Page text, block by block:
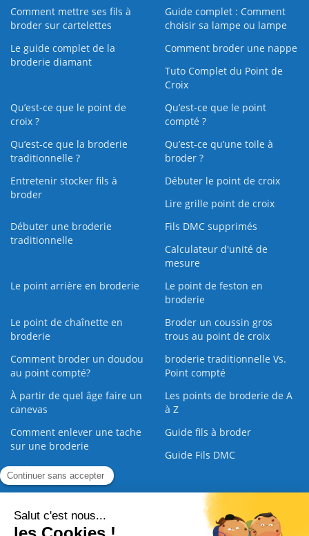
Comment mettre ses fils à
broder sur cartelettes
Guide complet : Comment
choisir sa lampe ou lampe
Le guide complet de la
broderie diamant
Comment broder une nappe
Tuto Complet du Point de
Croix
Qu’est-ce que le point de
croix ?
Qu’est-ce que le point
compté ?
Qu’est-ce que la broderie
traditionnelle ?
Qu’est‑ce qu’une toile à
broder ?
Entretenir stocker fils à
broder
Débuter le point de croix
Lire grille point de croix
Débuter une broderie
traditionnelle
Fils DMC supprimés
Calculateur d'unité de
mesure
Le point arrière en broderie
Le point de feston en
broderie
Le point de chaînette en
broderie
Broder un coussin gros
trous au point de croix
Comment broder un doudou
au point compté?
broderie traditionnelle Vs.
Point compté
À partir de quel âge faire un
canevas
Les points de broderie de A
à Z
Comment enlever une tache
sur une broderie
Guide fils à broder
Guide Fils DMC
Guide de la Broderie